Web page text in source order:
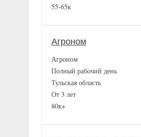
55-65к
Агроном
Агроном
Полный рабочий день
Тульская область
От 3 лет
80к+